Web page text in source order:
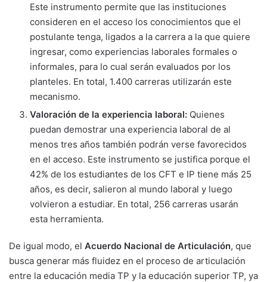
Este instrumento permite que las instituciones
consideren en el acceso los conocimientos que el
postulante tenga, ligados a la carrera a la que quiere
ingresar, como experiencias laborales formales o
informales, para lo cual serán evaluados por los
planteles. En total, 1.400 carreras utilizarán este
mecanismo.
Valoración de la experiencia laboral: Quienes
puedan demostrar una experiencia laboral de al
menos tres años también podrán verse favorecidos
en el acceso. Este instrumento se justifica porque el
42% de los estudiantes de los CFT e IP tiene más 25
años, es decir, salieron al mundo laboral y luego
volvieron a estudiar. En total, 256 carreras usarán
esta herramienta.
De igual modo, el Acuerdo Nacional de Articulación, que
busca generar más fluidez en el proceso de articulación
entre la educación media TP y la educación superior TP, ya